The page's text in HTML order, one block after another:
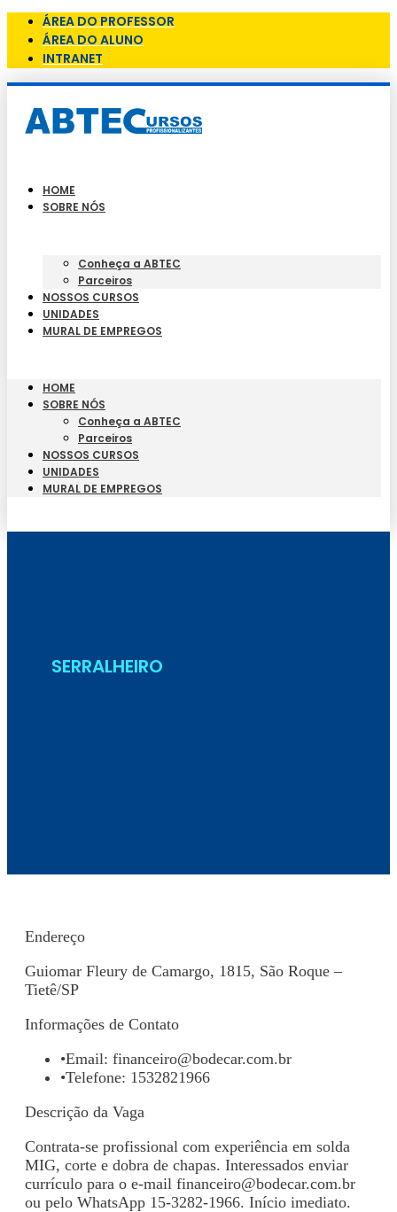
ÁREA DO PROFESSOR
ÁREA DO ALUNO
INTRANET
HOME
SOBRE NÓS
Conheça a ABTEC
Parceiros
NOSSOS CURSOS
UNIDADES
MURAL DE EMPREGOS
HOME
SOBRE NÓS
Conheça a ABTEC
Parceiros
NOSSOS CURSOS
UNIDADES
MURAL DE EMPREGOS
SERRALHEIRO
Endereço
Guiomar Fleury de Camargo, 1815, São Roque –
Tietê/SP
Informações de Contato
•Email: financeiro@bodecar.com.br
•Telefone: 1532821966
Descrição da Vaga
Contrata-se profissional com experiência em solda
MIG, corte e dobra de chapas. Interessados enviar
currículo para o e-mail financeiro@bodecar.com.br
ou pelo WhatsApp 15-3282-1966. Início imediato.